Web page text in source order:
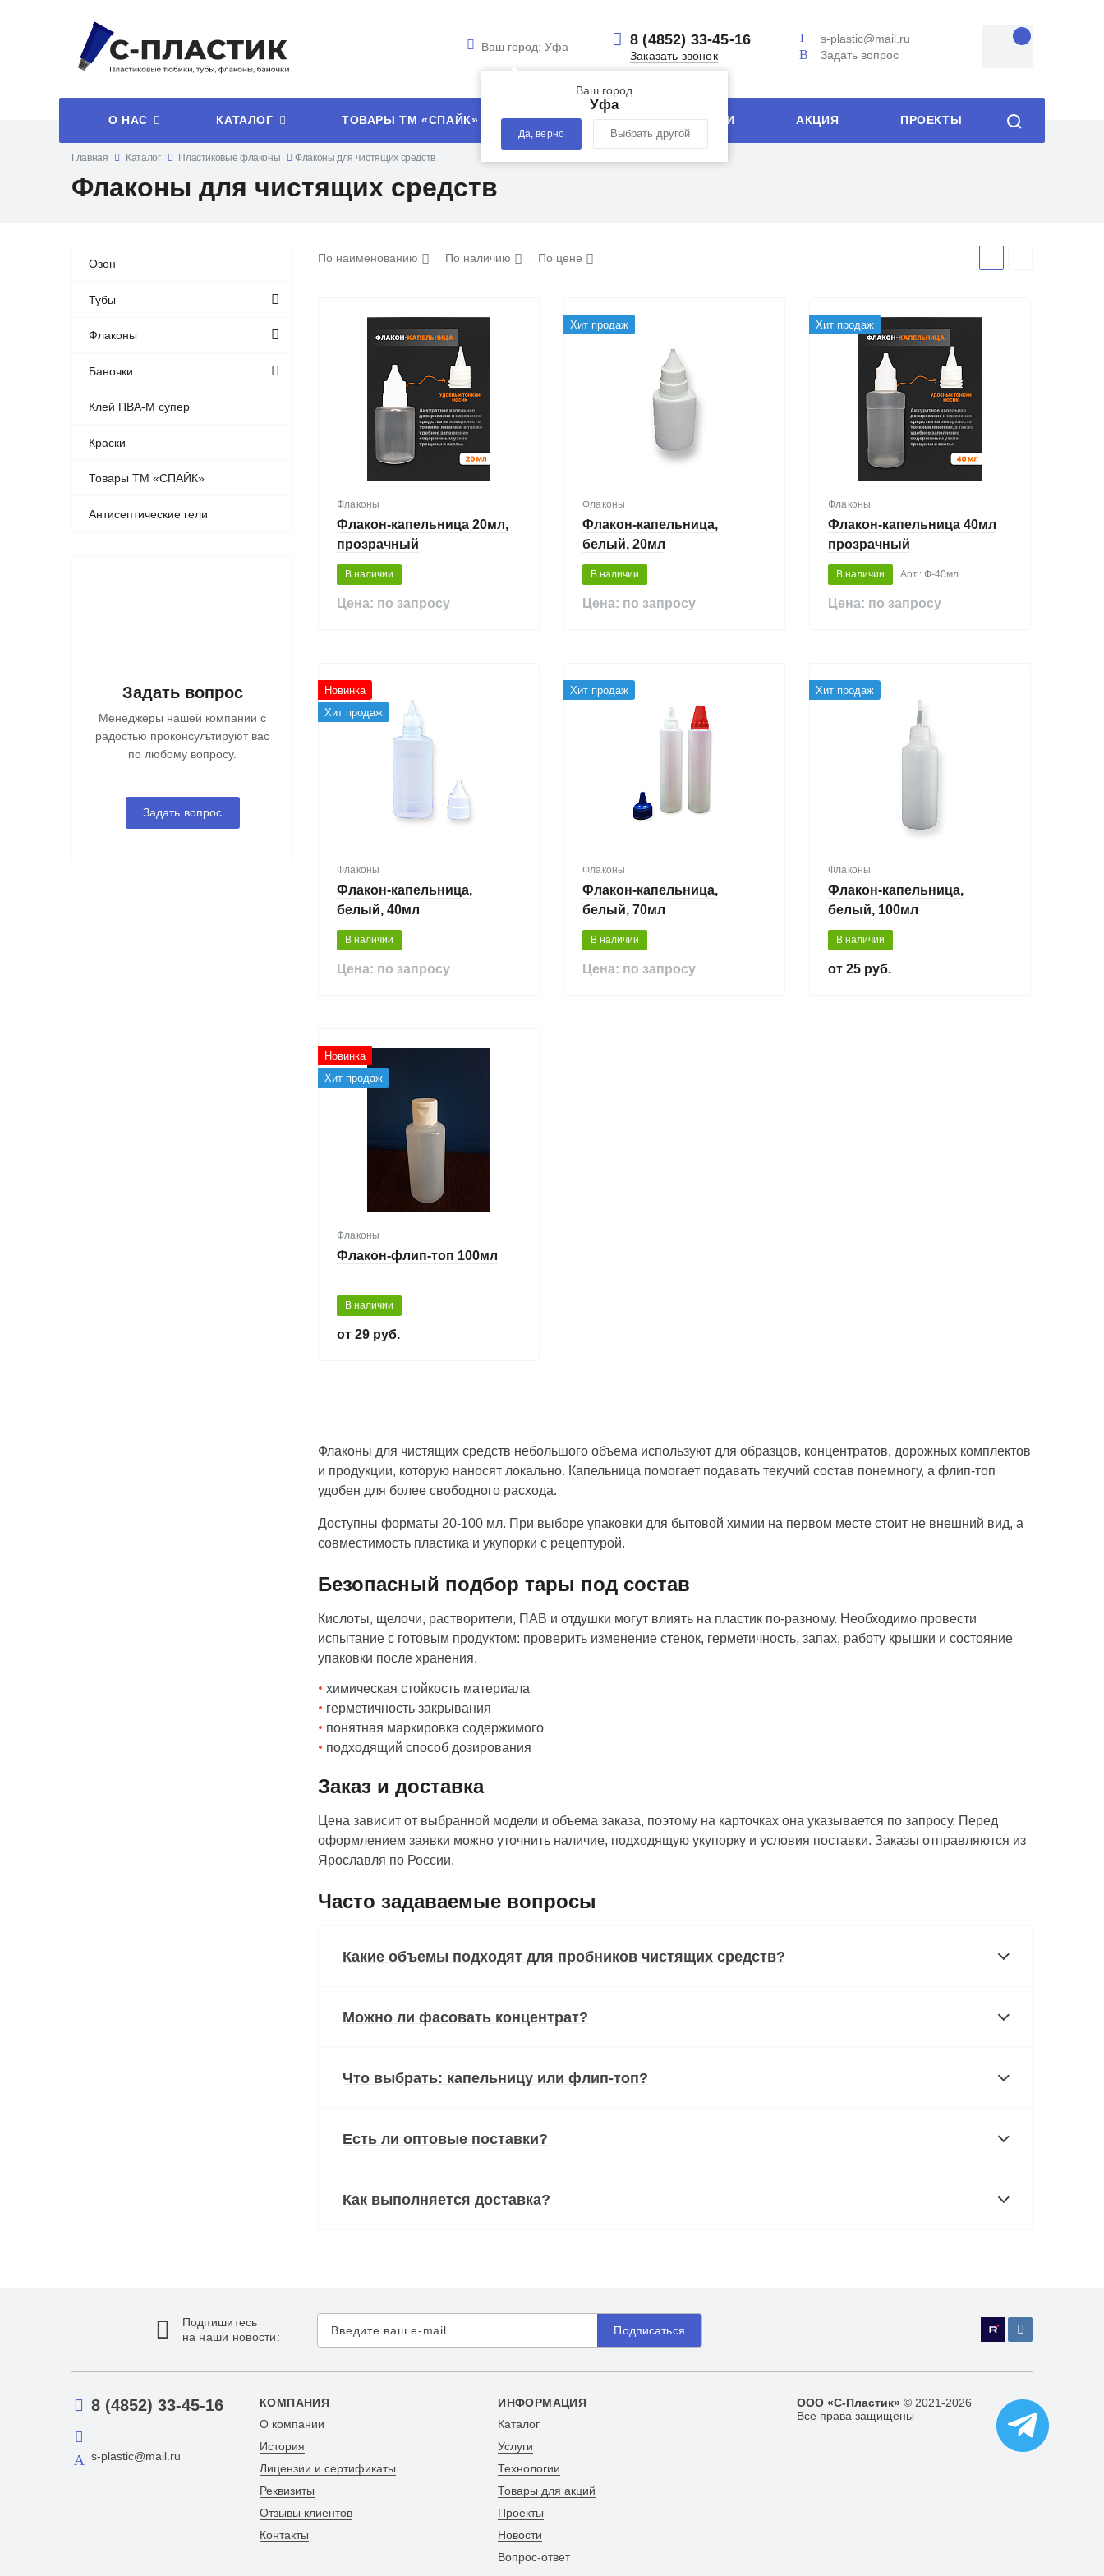
Ваш город: Уфа
Ваш город
Уфа
Да, верно Выбрать другой
8 (4852) 33-45-16
Заказать звонок
s-plastic@mail.ru
Задать вопрос
О НАС КАТАЛОГ ТОВАРЫ ТМ «СПАЙК» УСЛУГИ ТЕХНОЛОГИИ АКЦИЯ ПРОЕКТЫ
Главная Каталог Пластиковые флаконы Флаконы для чистящих средств
Флаконы для чистящих средств
Озон
Тубы
Флаконы
Баночки
Клей ПВА-М супер
Краски
Товары ТМ «СПАЙК»
Антисептические гели
Задать вопрос
Менеджеры нашей компании с
радостью проконсультируют вас
по любому вопросу.
Задать вопрос
По наименованию По наличию По цене
Флаконы
Флакон-капельница 20мл,
прозрачный
В наличии
Цена: по запросу
Хит продаж
Флаконы
Флакон-капельница,
белый, 20мл
В наличии
Цена: по запросу
Хит продаж
Флаконы
Флакон-капельница 40мл
прозрачный
В наличии Арт.: Ф-40мл
Цена: по запросу
Новинка
Хит продаж
Флаконы
Флакон-капельница,
белый, 40мл
В наличии
Цена: по запросу
Хит продаж
Флаконы
Флакон-капельница,
белый, 70мл
В наличии
Цена: по запросу
Хит продаж
Флаконы
Флакон-капельница,
белый, 100мл
В наличии
25 руб.
Новинка
Хит продаж
Флаконы
Флакон-флип-топ 100мл
В наличии
29 руб.
Флаконы для чистящих средств небольшого объема используют для образцов, концентратов, дорожных комплектов
и продукции, которую наносят локально. Капельница помогает подавать текучий состав понемногу, а флип-топ
удобен для более свободного расхода.
Доступны форматы 20-100 мл. При выборе упаковки для бытовой химии на первом месте стоит не внешний вид, а
совместимость пластика и укупорки с рецептурой.
Безопасный подбор тары под состав
Кислоты, щелочи, растворители, ПАВ и отдушки могут влиять на пластик по-разному. Необходимо провести
испытание с готовым продуктом: проверить изменение стенок, герметичность, запах, работу крышки и состояние
упаковки после хранения.
химическая стойкость материала
герметичность закрывания
понятная маркировка содержимого
подходящий способ дозирования
Заказ и доставка
Цена зависит от выбранной модели и объема заказа, поэтому на карточках она указывается по запросу. Перед
оформлением заявки можно уточнить наличие, подходящую укупорку и условия поставки. Заказы отправляются из
Ярославля по России.
Часто задаваемые вопросы
Какие объемы подходят для пробников чистящих средств?
Можно ли фасовать концентрат?
Что выбрать: капельницу или флип-топ?
Есть ли оптовые поставки?
Как выполняется доставка?
Подпишитесь
на наши новости:
Подписаться
8 (4852) 33-45-16
s-plastic@mail.ru
КОМПАНИЯ
О компании
История
Лицензии и сертификаты
Реквизиты
Отзывы клиентов
Контакты
ИНФОРМАЦИЯ
Каталог
Услуги
Технологии
Товары для акций
Проекты
Новости
Вопрос-ответ
ООО «С-Пластик» © 2021-2026
Все права защищены